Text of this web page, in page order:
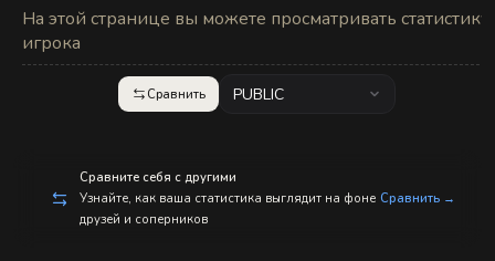
На этой странице вы можете просматривать статистику
игрока
Сравнить PUBLIC
Сравните себя с другими
Узнайте, как ваша статистика выглядит на фоне
друзей и соперников
Сравнить →
п
р
а
в